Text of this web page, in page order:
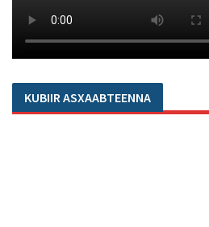
KUBIIR ASXAABTEENNA